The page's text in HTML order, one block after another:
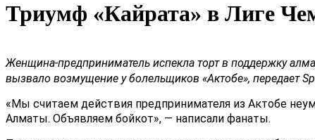
Триумф «Кайрата» в Лиге
Женщина-предприниматель испекла торт в поддержку
вызвало возмущение у болельщиков «Актобе», передает
«Мы считаем действия предпринимателя из Актобе
Алматы. Объявляем бойкот», — написали фанаты.